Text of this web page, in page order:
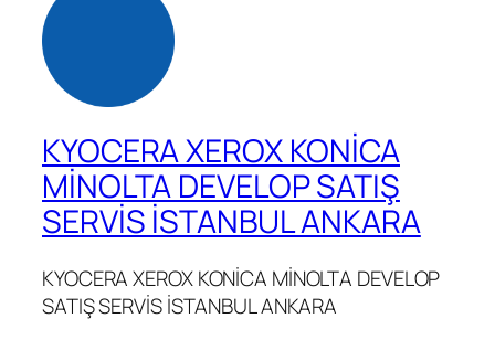
KYOCERA XEROX KONİCA
MİNOLTA DEVELOP SATIŞ
SERVİS İSTANBUL ANKARA
KYOCERA XEROX KONİCA MİNOLTA DEVELOP
SATIŞ SERVİS İSTANBUL ANKARA